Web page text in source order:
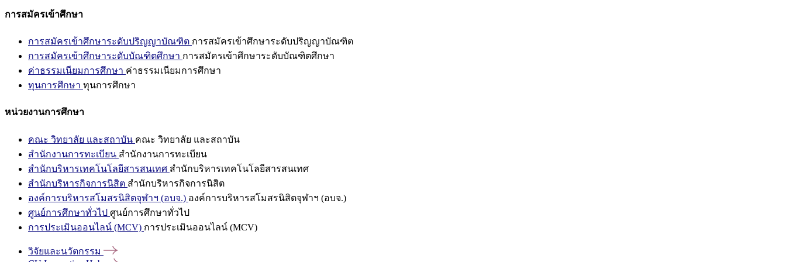
การสมัครเข้าศึกษา
การสมัครเข้าศึกษาระดับปริญญาบัณฑิต การสมัครเข้าศึกษาระดับปริญญาบัณฑิต
การสมัครเข้าศึกษาระดับบัณฑิตศึกษา การสมัครเข้าศึกษาระดับบัณฑิตศึกษา
ค่าธรรมเนียมการศึกษา ค่าธรรมเนียมการศึกษา
ทุนการศึกษา ทุนการศึกษา
หน่วยงานการศึกษา
คณะ วิทยาลัย และสถาบัน คณะ วิทยาลัย และสถาบัน
สำนักงานการทะเบียน สำนักงานการทะเบียน
สำนักบริหารเทคโนโลยีสารสนเทศ สำนักบริหารเทคโนโลยีสารสนเทศ
สำนักบริหารกิจการนิสิต สำนักบริหารกิจการนิสิต
องค์การบริหารสโมสรนิสิตจุฬาฯ (อบจ.) องค์การบริหารสโมสรนิสิตจุฬาฯ (อบจ.)
ศูนย์การศึกษาทั่วไป ศูนย์การศึกษาทั่วไป
การประเมินออนไลน์ (MCV) การประเมินออนไลน์ (MCV)
วิจัยและนวัตกรรม